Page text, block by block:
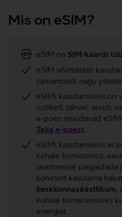
Mis on eSIM?
eSIM on SIM-kaardi
eSIM võimaldab
samamoodi nagu
eSIMi kasutamiseks on
nutikell, tahvel, arvuti
e-poes müüdavad
Telia e-poest.
eSIMi kasutamiseks ei
kohale toimetamist,
seadmesse
koheselt kasutama
keskkonnasäästlikum,
kohale toimetamiseks
energiat.